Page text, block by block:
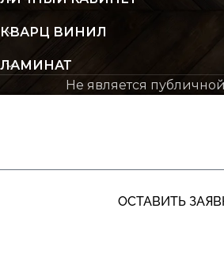
КВАРЦ ВИНИЛ
ЛАМИНАТ
Не является
ОСТАВИТЬ